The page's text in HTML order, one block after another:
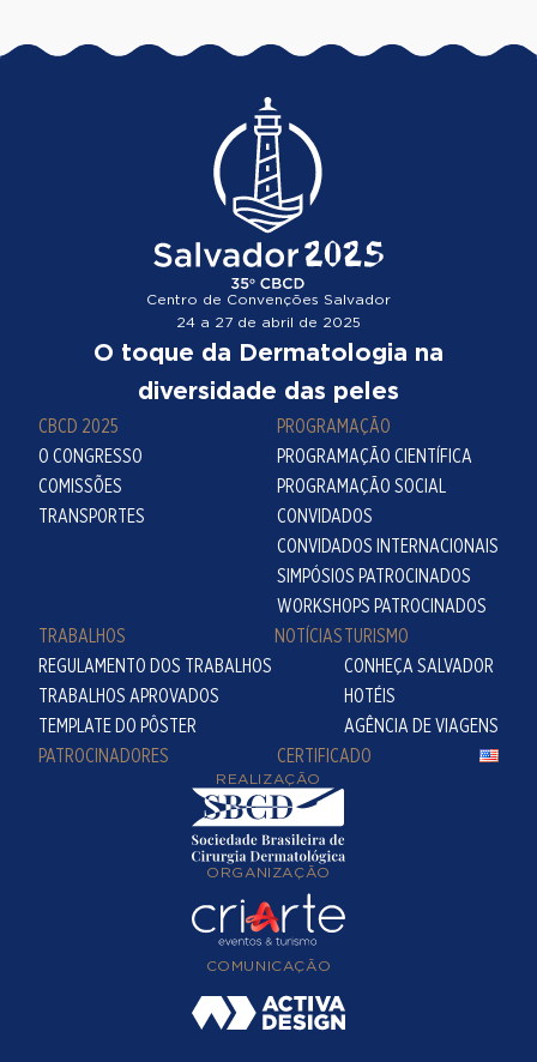
Centro de Convenções Salvador
24 a 27 de abril de 2025
O toque da Dermatologia na
diversidade das peles
CBCD 2025
O CONGRESSO
COMISSÕES
TRANSPORTES
PROGRAMAÇÃO
PROGRAMAÇÃO CIENTÍFICA
PROGRAMAÇÃO SOCIAL
CONVIDADOS
CONVIDADOS INTERNACIONAIS
SIMPÓSIOS PATROCINADOS
WORKSHOPS PATROCINADOS
TRABALHOS
REGULAMENTO DOS TRABALHOS
TRABALHOS APROVADOS
TEMPLATE DO PÔSTER
NOTÍCIASTURISMO
CONHEÇA SALVADOR
HOTÉIS
AGÊNCIA DE VIAGENS
PATROCINADORES
CERTIFICADO
REALIZAÇÃO
ORGANIZAÇÃO
COMUNICAÇÃO